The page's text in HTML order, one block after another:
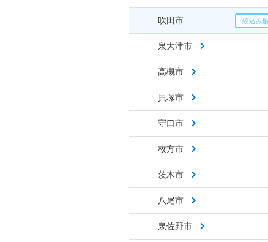
吹田市
泉大津市
高槻市
貝塚市
守口市
枚方市
茨木市
八尾市
泉佐野市